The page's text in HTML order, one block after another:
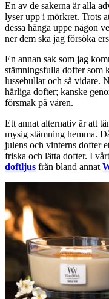
En av de sakerna är alla
lyser upp i mörkret. Trots
dessa hänga uppe någon
ner dem ska jag försöka
En annan sak som jag
stämningsfulla dofter som
lussebullar och så vidare.
härliga dofter; kanske
försmak på våren.
Ett annat alternativ är att
mysig stämning hemma.
julens och vinterns dofter
friska och lätta dofter. I
doftljus från bland annat